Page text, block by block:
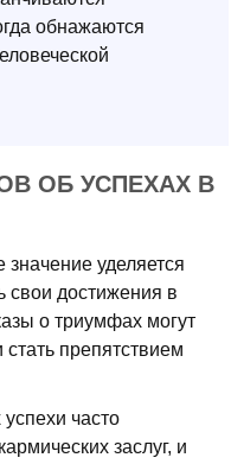
обнажаются
ОБ УСПЕХАХ В
уделяется
свои достижения в
о триумфах могут
препятствием
часто
заслуг, и